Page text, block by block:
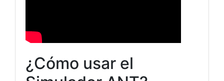
¿Cómo usar el